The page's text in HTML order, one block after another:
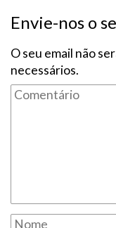
Envie-nos o
O seu email não
necessários.